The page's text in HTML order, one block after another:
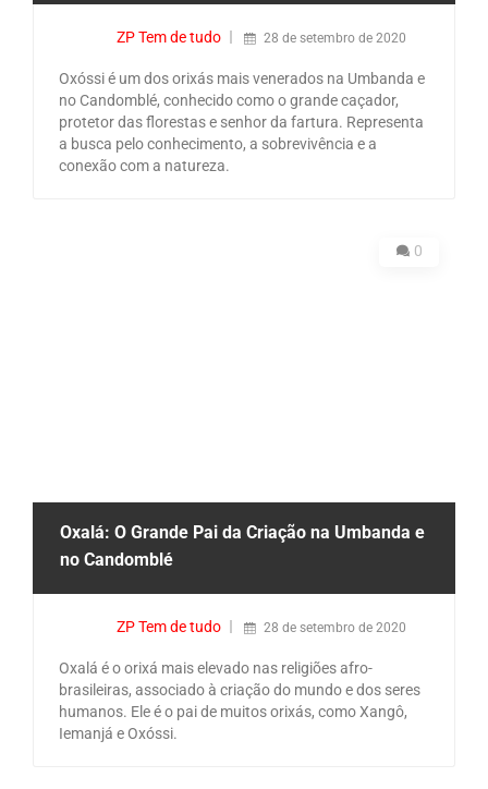
ZP Tem de tudo 28 de setembro de 2020
Oxóssi é um dos orixás mais venerados na Umbanda e
no Candomblé, conhecido como o grande caçador,
protetor das florestas e senhor da fartura. Representa
a busca pelo conhecimento, a sobrevivência e a
conexão com a natureza.
0
Oxalá: O Grande Pai da Criação na Umbanda e
no Candomblé
ZP Tem de tudo 28 de setembro de 2020
Oxalá é o orixá mais elevado nas religiões afro-
brasileiras, associado à criação do mundo e dos seres
humanos. Ele é o pai de muitos orixás, como Xangô,
Iemanjá e Oxóssi.